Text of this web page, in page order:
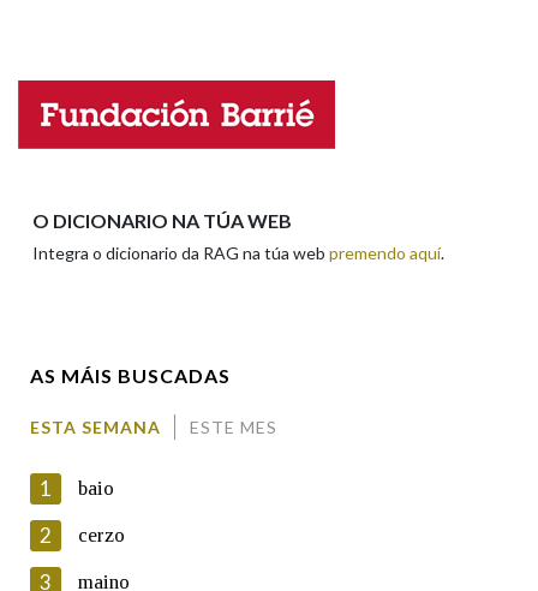
Nome
O DICIONARIO NA TÚA WEB
Integra o dicionario da RAG na túa web premendo aquí.
AS MÁIS BUSCADAS
ESTA SEMANA ESTE MES
1 baio
2 cerzo
3 maino